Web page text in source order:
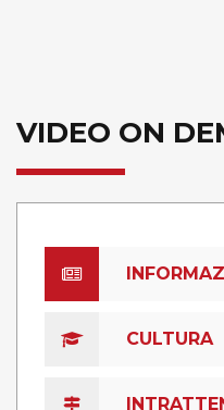
VIDEO ON
CULTURA